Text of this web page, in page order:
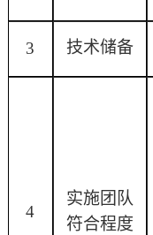
3 技术储备
4
实施团队
符合程度